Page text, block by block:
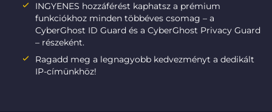
INGYENES hozzáférést kaphatsz a prémium
funkciókhoz minden többéves csomag – a
CyberGhost ID Guard és a CyberGhost Privacy Guard
– részeként.
Ragadd meg a legnagyobb kedvezményt a dedikált
IP-címünkhöz!